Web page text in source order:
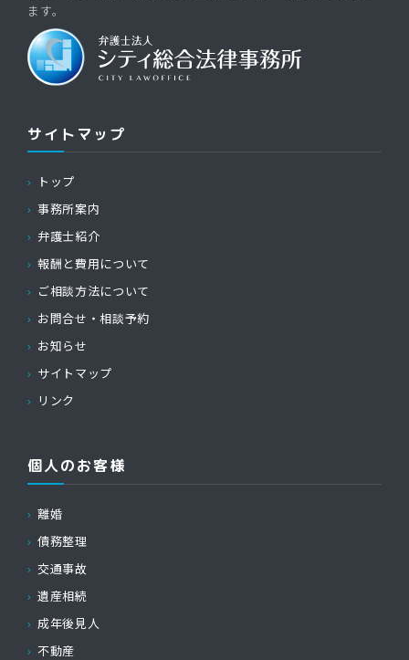
ます。
サイトマップ
トップ
事務所案内
弁護士紹介
報酬と費用について
ご相談方法について
お問合せ・相談予約
お知らせ
サイトマップ
リンク
個人のお客様
離婚
債務整理
交通事故
遺産相続
成年後見人
不動産